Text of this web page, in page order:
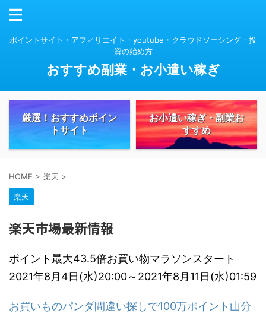
ポイントサイト・アフィリエイト・youtube・クラウドソーシング・投
資の始め方
おすすめ副業・お小遣い稼ぎ
厳選！おすすめポイン
トサイト
お小遣い稼ぎ・副業お
すすめ
HOME > 楽天 >
楽天
楽天市場最新情報
ポイント最大43.5倍お買い物マラソンスタート
2021年8月4日(水)20:00～2021年8月11日(水)01:59
お買いものパンダ間違い探しで100万ポイント山分